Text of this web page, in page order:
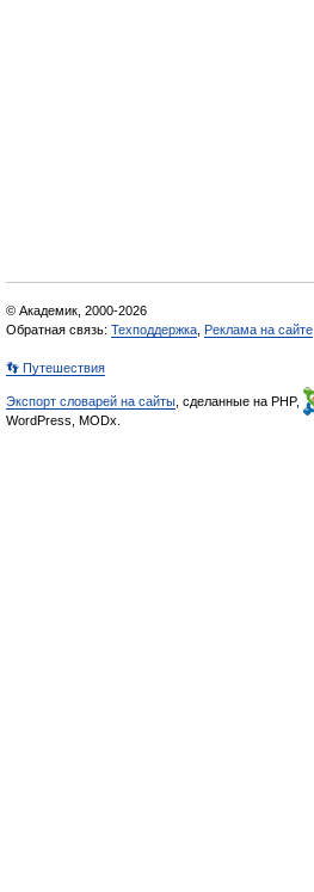
© Академик, 2000-2026
Обратная связь: Техподдержка Реклама на сайте
👣 Путешествия
Экспорт словарей на сайты , сделанные на PHP,
WordPress, MODx.